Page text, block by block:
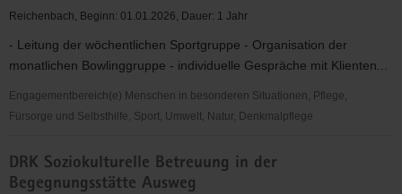
und
Wasserwacht
Reichenbach
Reichenbach, Beginn: 01.01.2026, Dauer: 1 Jahr
- Leitung der wöchentlichen Sportgruppe - Organisation der
monatlichen Bowlinggruppe - individuelle Gespräche mit Klienten...
Engagementbereich(e) Menschen in besonderen Situationen, Pflege,
Fürsorge und Selbsthilfe, Sport, Umwelt, Natur, Denkmalpflege
Psychosoziale
Kontakt-
DRK Soziokulturelle Betreuung in der
Begegnungsstätte Ausweg